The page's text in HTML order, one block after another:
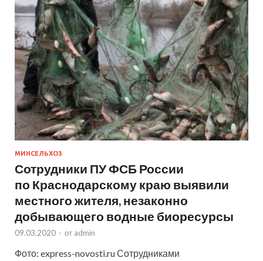
МИНСЕЛЬХОЗ
Сотрудники ПУ ФСБ России
по Краснодарскому краю выявили
местного жителя, незаконно
добывающего водные биоресурсы
09.03.2020 - от admin
Фото: express-novosti.ru Сотрудниками